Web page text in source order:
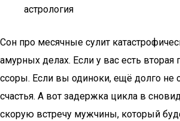
астрология
Сон про месячные сулит
амурных делах. Если у вас есть вторая
ссоры. Если вы одиноки, ещё долго не
счастья. А вот задержка цикла в
скорую встречу мужчины, который